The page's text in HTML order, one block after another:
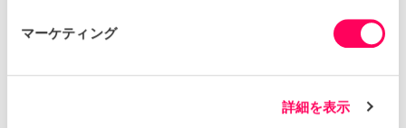
マーケティング
詳細を表示
（Sedex）
り、一部の英語部分については、逐次通訳を